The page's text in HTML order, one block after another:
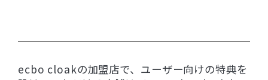
ecbo cloakの加盟店で、ユーザー向けの特典を